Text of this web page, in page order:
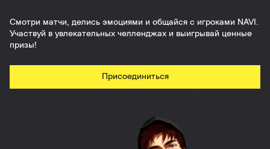
Смотри матчи, делись эмоциями и общайся с игроками NAVI.
Участвуй в увлекательных челленджах и выигрывай ценные
призы!
Присоединиться